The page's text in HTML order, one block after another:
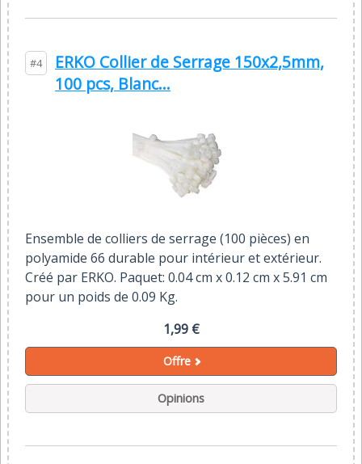
#4
ERKO Collier de Serrage 150x2,5mm,
100 pcs, Blanc...
Ensemble de colliers de serrage (100 pièces) en
polyamide 66 durable pour intérieur et extérieur.
Créé par ERKO. Paquet: 0.04 cm x 0.12 cm x 5.91 cm
pour un poids de 0.09 Kg.
1,99 €
Offre
Opinions